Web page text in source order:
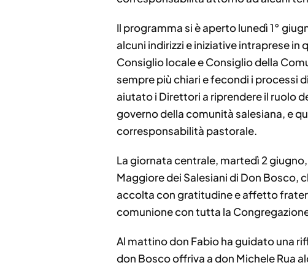
Il programma si è aperto lunedì 1°
alcuni indirizzi e iniziative intraprese
Consiglio locale e Consiglio della
sempre più chiari e fecondi i processi
aiutato i Direttori a riprendere il ruolo
governo della comunità salesiana, e
corresponsabilità pastorale.
La giornata centrale, martedì 2
Maggiore dei Salesiani di Don Bosco,
accolta con gratitudine e affetto
comunione con tutta la
Al mattino don Fabio ha guidato una
don Bosco offriva a don Michele Rua